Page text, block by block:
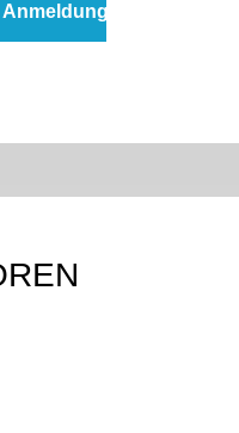
Anmeldung/Buchung